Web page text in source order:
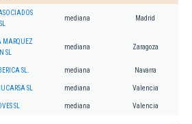
mediana Madrid
SL
mediana Zaragoza
SL. mediana Navarra
SL mediana Valencia
SL mediana Valencia